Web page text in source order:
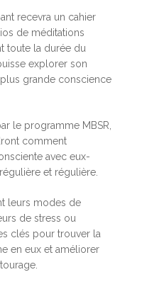
recevra un cahier
de méditations
toute la durée du
explorer son
grande conscience
le programme MBSR,
comment
avec eux-
et régulière.
leurs modes de
de stress ou
clés pour trouver la
en eux et améliorer